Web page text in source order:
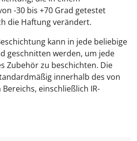
-30 bis +70 Grad getestet
die Haftung verändert.
kann in jede beliebige
geschnitten werden, um jede
Zubehör zu beschichten. Die
innerhalb des von
einschließlich IR-